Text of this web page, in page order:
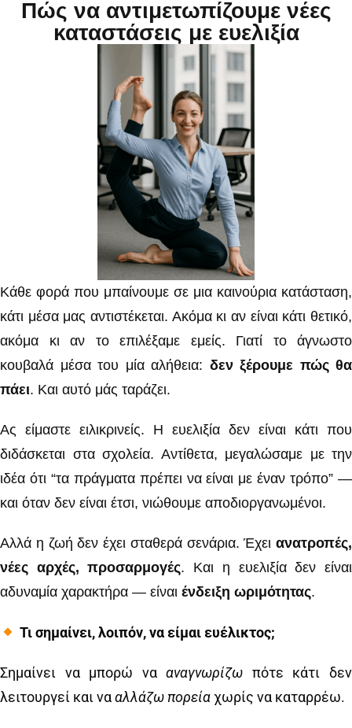
Πώς να αντιμετωπίζουμε νέες
καταστάσεις με ευελιξία
Κάθε φορά που μπαίνουμε σε μια καινούρια κατάσταση,
κάτι μέσα μας αντιστέκεται. Ακόμα κι αν είναι κάτι θετικό,
ακόμα κι αν το επιλέξαμε εμείς. Γιατί το άγνωστο
κουβαλά μέσα του μία αλήθεια: δεν ξέρουμε πώς θα
πάει. Και αυτό μάς ταράζει.
Ας είμαστε ειλικρινείς. Η ευελιξία δεν είναι κάτι που
διδάσκεται στα σχολεία. Αντίθετα, μεγαλώσαμε με την
ιδέα ότι “τα πράγματα πρέπει να είναι με έναν τρόπο” —
και όταν δεν είναι έτσι, νιώθουμε αποδιοργανωμένοι.
Αλλά η ζωή δεν έχει σταθερά σενάρια. Έχει ανατροπές,
νέες αρχές, προσαρμογές. Και η ευελιξία δεν είναι
αδυναμία χαρακτήρα — είναι ένδειξη ωριμότητας.
Τι σημαίνει, λοιπόν, να είμαι ευέλικτος;
Σημαίνει να μπορώ νααναγνωρίζω πότε κάτι δεν
λειτουργεί και νααλλάζω πορείαχωρίς να καταρρέω.